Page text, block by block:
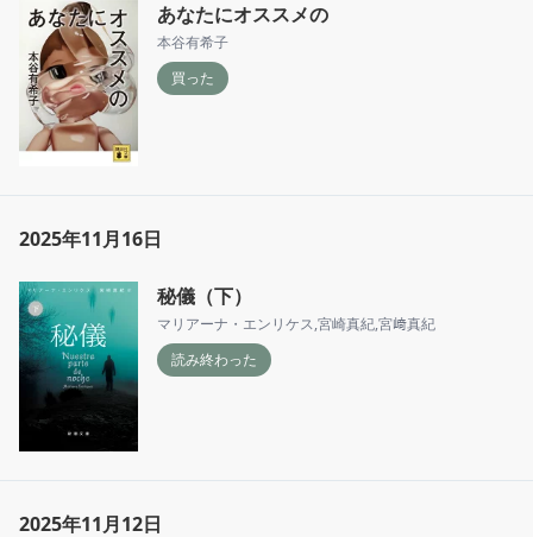
あなたにオススメの
本谷有希子
買った
2025年11月16日
秘儀（下）
マリアーナ・エンリケス,宮崎真紀,宮﨑真紀
読み終わった
2025年11月12日